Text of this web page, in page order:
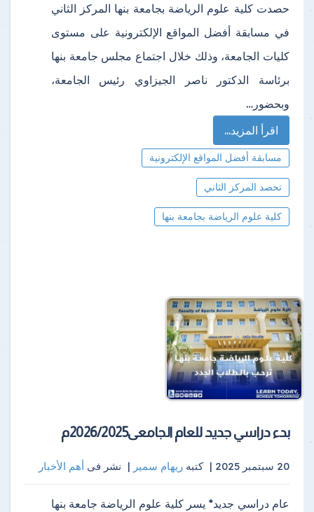
حصدت كلية علوم الرياضة بجامعة بنها المركز الثاني
في مسابقة أفضل المواقع الإلكترونية على مستوى
كليات الجامعة، وذلك خلال اجتماع مجلس جامعة بنها
برئاسة الدكتور ناصر الجيزاوي رئيس الجامعة،
وبحضور…
اقرأ المزيد...
مسابقة أفضل المواقع الإلكترونية
تحصد المركز الثاني
كلية علوم الرياضة بجامعة بنها
بدء دراسي جديد للعام الجامعى2026/2025م
20 سبتمبر 2025 | كتبه ريهام سمير | نشر فى أهم الأخبار
عام دراسي جديد* يسر كلية علوم الرياضة جامعة بنها